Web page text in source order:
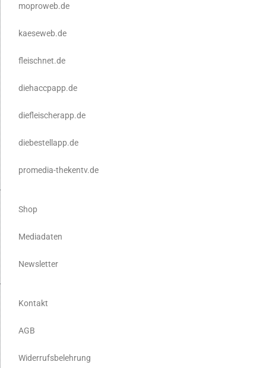
moproweb.de
kaeseweb.de
fleischnet.de
diehaccpapp.de
diefleischerapp.de
diebestellapp.de
promedia-thekentv.de
Shop
Mediadaten
Newsletter
Kontakt
AGB
Widerrufsbelehrung